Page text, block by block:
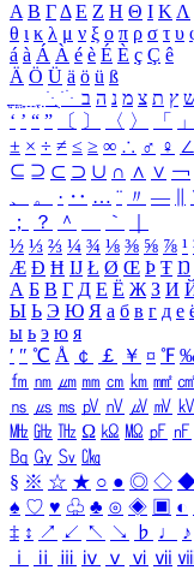
Α Β ΓΔ Ε Ζ Η Θ Ι ΚΛ
θ ι κ λ μ ν ξ ο π ρ σ τ υ
á à Á À é è É È ç Ç ê
Ä Ö Ü ä ö ü ß
ִֶֹ ֻּ ׁׂ ץ ת צ מ נ ה ב
‘ ’ “ ” 〔 〕 〈 〉 「 」
± × ÷ ≠ ≤ ≥ ∞ ∴ ♂ ♀ ∠
⊆ ⊇ ⊂ ⊃ ∪ ∩ ∧ ∨ ￢
、
。 · ‥ … ¨ 〃 ―
；
？ ＾ ｀
½ ⅓ ⅔ ¼ ¾ ⅛ ⅜ ⅝ ⅞ ¹
Æ Ð Ħ Ĳ Ł Ø Œ Þ Ŧ Ŋ
А Б В Г Д Е Ё Ж З И
Ы Ь Э Ю Я а б в г д е
ы ь э ю я
′ ″ ℃ Å ￠ ￡ ￥ ¤ ℉
㎙ ㎚ ㎛ ㎜ ㎝ ㎞ ㎟ ㎠
㎱ ㎲ ㎳ ㎴ ㎵ ㎶ ㎷ ㎸
㎒ ㎓ ㎔ Ω ㏀ ㏁ ㎊ ㎋
㏃ ㏉ ㏜ ㏆
§ ※ ☆ ★ ○ ● ◎ ◇
♠ ♡ ♥ ♧ ♣ ⊙ ◈ ▣ ◐
‡ ↕ ↗ ↙ ↖ ↘ ♭ ♩ ♪
ⅰ
ⅱ ⅲ ⅳ ⅴ ⅵ ⅶ